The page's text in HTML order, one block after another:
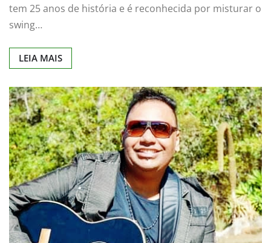
tem 25 anos de história e é reconhecida por misturar o
swing…
LEIA MAIS